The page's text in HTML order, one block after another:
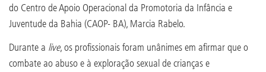
do Centro de Apoio Operacional da Promotoria da Infância e
Juventude da Bahia (CAOP- BA), Marcia Rabelo.
Durante a live, os profissionais foram unânimes em afirmar que o
combate ao abuso e à exploração sexual de crianças e